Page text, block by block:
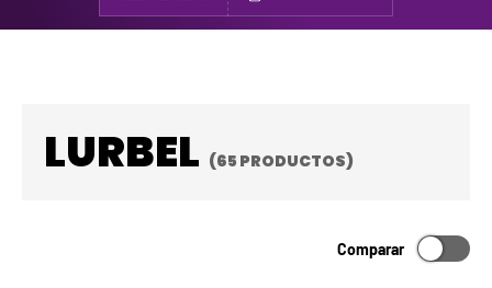
LURBEL (65 PRODUCTOS)
Comparar